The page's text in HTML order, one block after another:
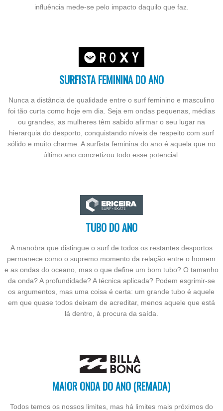
influência mede-se pelo impacto daquilo que faz.
SURFISTA FEMININA DO ANO
Nunca a distância de qualidade entre o surf feminino e masculino
foi tão curta como hoje em dia. Seja em ondas pequenas, médias
ou grandes, as mulheres têm sabido afirmar o seu lugar na
hierarquia do desporto, conquistando níveis de respeito com surf
sólido e muito charme. A surfista feminina do ano é aquela que no
último ano concretizou todo esse potencial.
TUBO DO ANO
A manobra que distingue o surf de todos os restantes desportos
permanece como o supremo momento da relação entre o homem
e as ondas do oceano, mas o que define um bom tubo? O tamanho
da onda? A profundidade? A técnica aplicada? Podem esgrimir-se
os argumentos, mas uma coisa é certa: um grande tubo é aquele
em que quase todos deixam de acreditar, menos aquele que está
lá dentro, à procura da saída.
MAIOR ONDA DO ANO (REMADA)
Todos temos os nossos limites, mas há limites mais próximos do